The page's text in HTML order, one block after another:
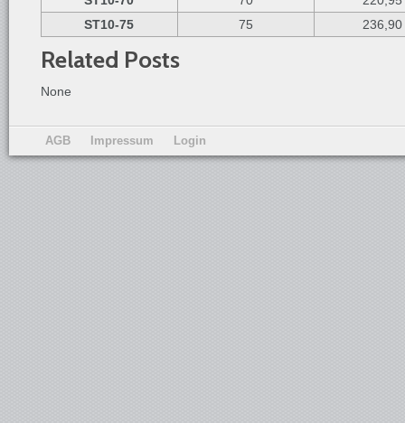
ST10-75
75 236,90
Related Posts
None
AGB Impressum Login